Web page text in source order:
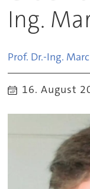
Ing.
Prof. Dr.-Ing.
16. August